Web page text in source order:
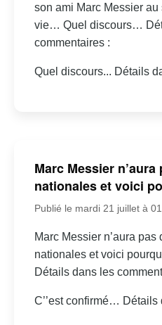
son ami Marc Messier
vie… Quel discours…
commentaires :
Quel discours... Détails
Marc Messier
nationales et voici
Publié le mardi 21 juillet à
Marc Messier n’aura
nationales et voici
Détails dans les
C’’est confirmé… Détails